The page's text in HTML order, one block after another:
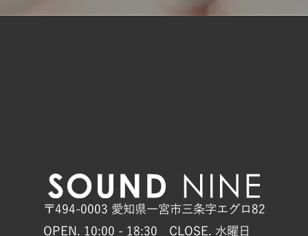
〒494-0003 愛知県一宮市三条字エグロ82
OPEN. 10:00 - 18:30 CLOSE. 水曜日